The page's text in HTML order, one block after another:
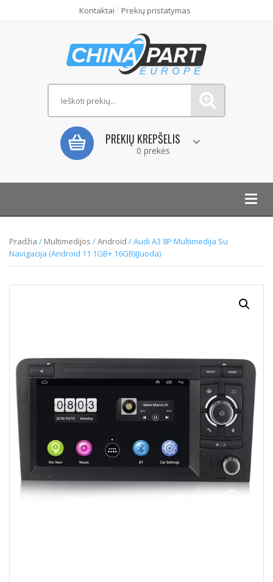
Kontaktai Prekių pristatymas
PREKIŲ KREPŠELIS
0 prekės
Pradžia / Multimedijos /Android / Audi A3 8P Multimedija Su
Navigacija (Android 11 1GB+ 16GB)(Juoda)